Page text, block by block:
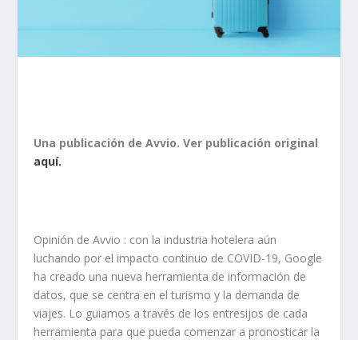
Una publicación de Avvio. Ver publicación original
aquí.
Opinión de Avvio : con la industria hotelera aún
luchando por el impacto continuo de COVID-19, Google
ha creado una nueva herramienta de información de
datos, que se centra en el turismo y la demanda de
viajes. Lo guiamos a través de los entresijos de cada
herramienta para que pueda comenzar a pronosticar la